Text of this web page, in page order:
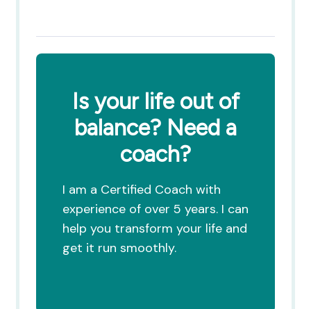
Is your life out of
balance? Need a
coach?
I am a Certified Coach with
experience of over 5 years. I can
help you transform your life and
get it run smoothly.